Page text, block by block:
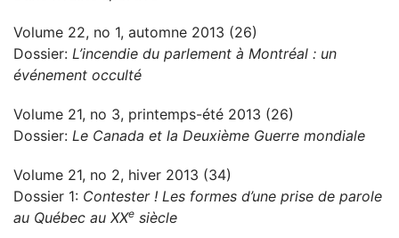
Volume 22, no 1, automne 2013 (26)
Dossier: L’incendie du parlement à Montréal : un
événement occulté
Volume 21, no 3, printemps-été 2013 (26)
Dossier: Le Canada et la Deuxième Guerre mondiale
Volume 21, no 2, hiver 2013 (34)
Dossier 1: Contester ! Les formes d’une prise de parole
au Québec au XXe siècle